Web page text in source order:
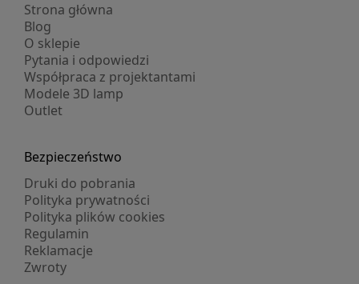
Strona główna
Blog
O sklepie
Pytania i odpowiedzi
Współpraca z projektantami
Modele 3D lamp
Outlet
Bezpieczeństwo
Druki do pobrania
Polityka prywatności
Polityka plików cookies
Regulamin
Reklamacje
Zwroty